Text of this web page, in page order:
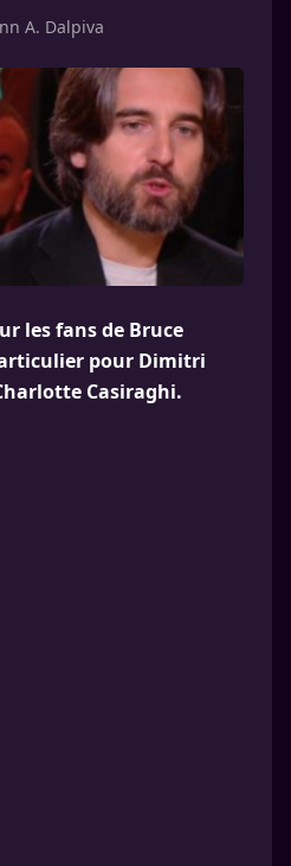
A. Dalpiva
les fans de Bruce
pour Dimitri
Casiraghi.